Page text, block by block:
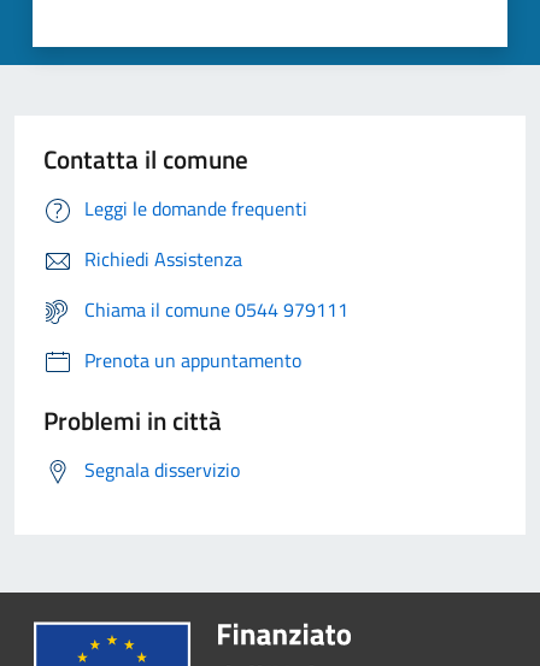
Contatta il comune
Leggi le domande frequenti
Richiedi Assistenza
Chiama il comune 0544 979111
Prenota un appuntamento
Problemi in città
Segnala disservizio